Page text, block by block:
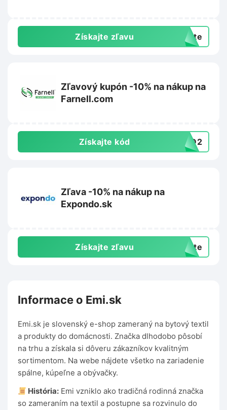
Získajte zľavu exte
Zľavový kupón -10% na nákup na
Farnell.com
Získajte kód 4BD2
Zľava -10% na nákup na
Expondo.sk
Získajte zľavu exte
Informace o Emi.sk
Emi.sk je slovenský e-shop zameraný na bytový textil
a produkty do domácnosti. Značka dlhodobo pôsobí
na trhu a získala si dôveru zákazníkov kvalitným
sortimentom. Na webe nájdete všetko na zariadenie
spálne, kúpeľne a obývačky.
História: Emi vzniklo ako tradičná rodinná značka
so zameraním na textil a postupne sa rozvinulo do